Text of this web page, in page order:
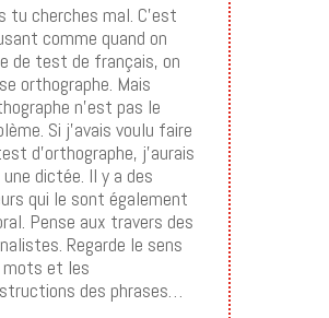
tu cherches mal. C’est
comme quand on
de test de français, on
orthographe. Mais
n’est pas le
Si j’avais voulu faire
d’orthographe, j’aurais
dictée. Il y a des
qui le sont également
Pense aux travers des
Regarde le sens
mots et les
des phrases…